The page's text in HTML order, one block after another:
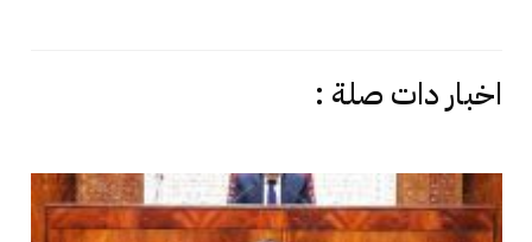
اخبار دات صلة :